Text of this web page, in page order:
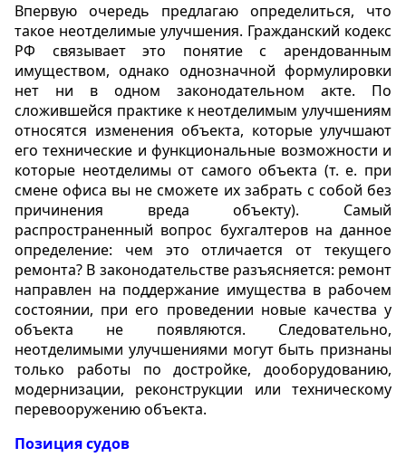
Впервую очередь предлагаю определиться, что
такое неотделимые улучшения. Гражданский кодекс
РФ связывает это понятие с арендованным
имуществом, однако однозначной формулировки
нет ни в одном законодательном акте. По
сложившейся практике к неотделимым улучшениям
относятся изменения объекта, которые улучшают
его технические и функциональные возможности и
которые неотделимы от самого объекта (т. е. при
смене офиса вы не сможете их забрать с собой без
причинения вреда объекту). Самый
распространенный вопрос бухгалтеров на данное
определение: чем это отличается от текущего
ремонта? В законодательстве разъясняется: ремонт
направлен на поддержание имущества в рабочем
состоянии, при его проведении новые качества у
объекта не появляются. Следовательно,
неотделимыми улучшениями могут быть признаны
только работы по достройке, дооборудованию,
модернизации, реконструкции или техническому
перевооружению объекта.
Позиция судов